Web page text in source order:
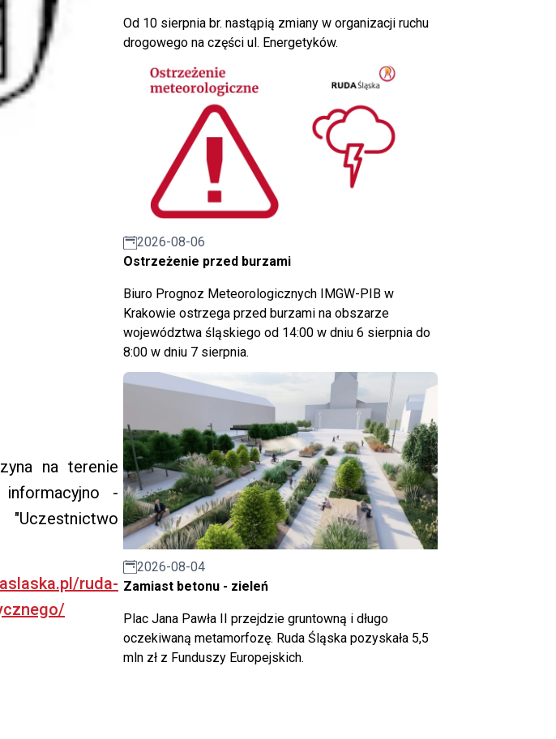
na terenie
-
ruda-
Od 10 sierpnia br. nastąpią zmiany w organizacji ruchu
drogowego na części ul. Energetyków.
2026-08-06
Ostrzeżenie przed burzami
Biuro Prognoz Meteorologicznych IMGW-PIB w
Krakowie ostrzega przed burzami na obszarze
województwa śląskiego od 14:00 w dniu 6 sierpnia do
8:00 w dniu 7 sierpnia.
2026-08-04
Zamiast betonu - zieleń
Plac Jana Pawła II przejdzie gruntowną i długo
oczekiwaną metamorfozę. Ruda Śląska pozyskała 5,5
mln zł z Funduszy Europejskich.